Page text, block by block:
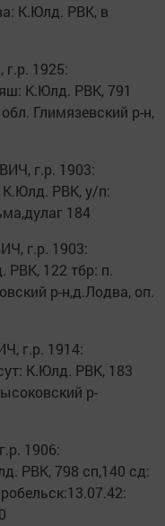
К.Юлд. РВК, в
1925:
К.Юлд. РВК, 791
Глимязевский р-н,
г.р. 1903:
РВК, у/п:
184
г.р. 1903:
122 тбр: п.
р-н,д.Лодва, оп.
г.р. 1914:
К.Юлд. РВК, 183
р-
1906:
РВК, 798 сп,140 сд: